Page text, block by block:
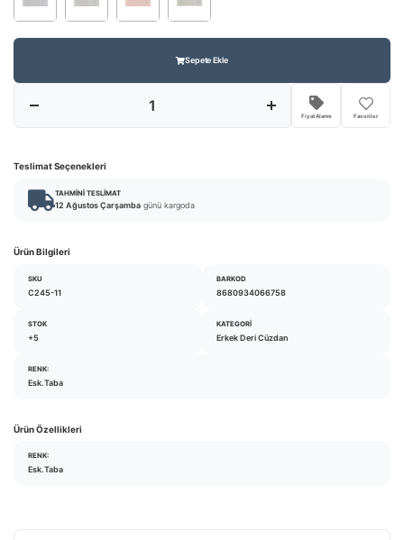
Sepete Ekle
Fiyat Alarmı Favoriler
Teslimat Seçenekleri
TAHMINI TESLIMAT
12 Ağustos Çarşamba günü kargoda
Ürün Bilgileri
SKU
C245-11
BARKOD
8680934066758
STOK
+5
KATEGORI
Erkek Deri Cüzdan
RENK:
Esk.Taba
Ürün Özellikleri
RENK:
Esk.Taba